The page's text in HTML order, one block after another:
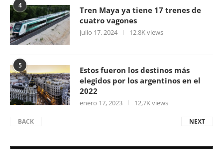
4
Tren Maya ya tiene 17 trenes de
cuatro vagones
julio 17, 2024 12,8K views
5
Estos fueron los destinos más
elegidos por los argentinos en el
2022
enero 17, 2023 12,7K views
BACK NEXT